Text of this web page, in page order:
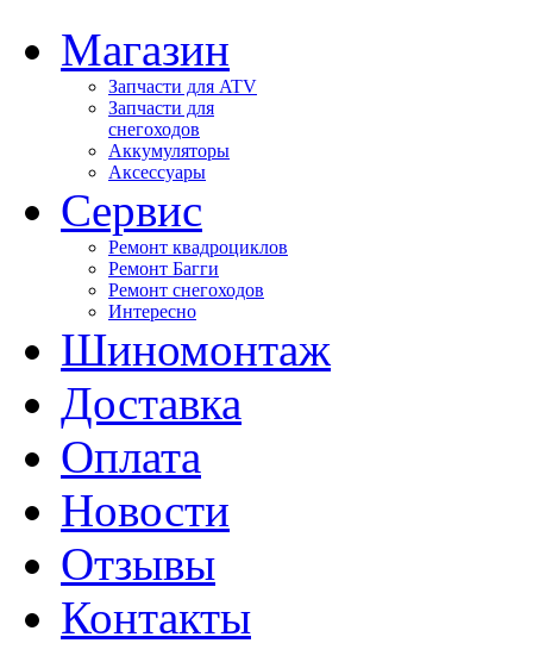
Магазин
Запчасти для ATV
Запчасти для
снегоходов
Аккумуляторы
Аксессуары
Сервис
Ремонт квадроциклов
Ремонт Багги
Ремонт снегоходов
Интересно
Шиномонтаж
Доставка
Оплата
Новости
Отзывы
Контакты